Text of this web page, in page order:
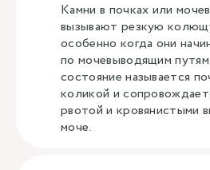
Камни в почках или
вызывают резкую
особенно когда они
по мочевыводящим
состояние называется
коликой и
рвотой и кровянистыми
моче.